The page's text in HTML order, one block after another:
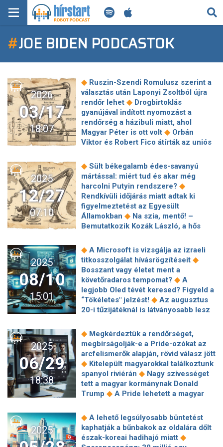
KERESÉS
KEZDŐLAP
FRISS HÍREK
TECH HÍREK
FILM-ZENE-SZÓRAKOZÁS
PLAYLIST
MI AZ A ROBOT PODCAST?
#JOE BIDEN PODCASTOK
2026
03/17
18:07
◆ Ruszin-Szendi Romulusz szerint a
választás után Laponyi Zsoltból újra
rendőr lehet ◆ Drogbirtoklás
gyanújával indított nyomozást a
rendőrség a házibuli miatt, ahol
Magyar Péter is ott volt ◆ Orbán
Viktor és Robert Fico átírták az uniós
megszólalt, így látja az esélyeket
Egy kislány megkérdezte Lázárt, hogy
mikor lesz már vizük, de a miniszter
képtelen volt válaszolni◆ Orbán
Viktor: Zelenszkij úr! Ha nincs olaj,
nincs pénz! ◆ Most van óriási bajban
Zelenszkij, hátulról jött a döfés, már
nem csak az EU-pénz van kockán –
szabadulna az Ukrajna-kalandtól◆
Jön a kötelező rendszámcsere:
közeleg a határidő, rengeteg magyar
kocsiját vonhatják ki a forgalomból?
Roham indult a gázpalackokért
Magyarországon◆Három újonc,
számos kimaradó és nagy visszatérők
keretében◆Házon belülről érkezett
a DVTK új sportigazgatója◆Havazott
a Mátrában- visszatér a tél?
2025
12/27
07:10
◆ Sült békegalamb édes-savanyú
mártással: miért tud és akar még
harcolni Putyin rendszere? ◆
Rendkívüli időjárás miatt adtak ki
figyelmeztetést az Egyesült
Államokban ◆ Na szia, mentő! –
Bemutatkozik Kozák László, a hős
szólítanak
Durva számokat közölt
Vlagyimir Putyin az orosz hadiiparról
◆ Kígyófészeknek nevezte Ukrajnát
az elképesztő mértékű korrupció
miatt Joe Biden fia◆ Mikor jönnek a
hosszú hétvégék 2026-ban? Így
alakul a pihenőnapok rendje jövőre
2025
08/10
15:01
◆ A Microsoft is vizsgálja az izraeli
titkosszolgálat hívásrögzítéseit ◆
Bosszant vagy életet ment a
követőradaros tempomat? ◆ A
legjobb Oled tévét keresed? Figyeld a
“Tökéletes" jelzést! ◆ Az augusztus
20-i tűzijátéknál is látványosabb lesz
lehet halálos? ◆ Legendás
hajóroncsra bukkanhattak
Amerikában◆ Az LG a mesterséges
intelligencia segítségével
forradalmasította az OLED gyártást ◆
Az MI egyre nagyobb szerepet játszik
a munkaerő-leépítésekben
◆
Világrekord kapacitású, 256 TB-os
kép a Hattyú csillagkép Sarló-ködéről
◆Hamarosan mindenkinek
bemutatkozik Dr. ChatGPT◆Donald
2025
06/29
18:38
◆ Megkérdeztük a rendőrséget,
megbírságolják-e a Pride-ozókat az
arcfelismerők alapján, rövid válasz jött
◆ Kitelepült magyarokkal találkoztunk
spanyol riviérán ◆ Nagy szívességet
tett a magyar kormánynak Donald
Trump ◆ A Pride lehetett a magyar
demonstrációja◆
Változás jön július
elsejétől: jobban védik a
munkavállalókat
◆Drónfelvételen a
sosem látott méretű tömeg a Pride-on
2025
◆ A lehető legsúlyosabb büntetést
kaphatják a bűnbakok az oldalára dőlt
észak-koreai hadihajó miatt ◆